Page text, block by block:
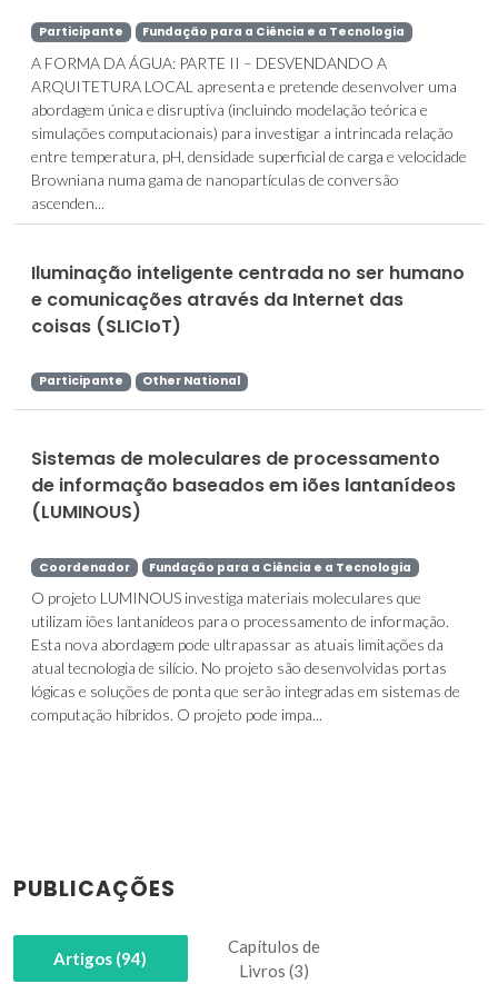
Participante Fundação para a Ciência e a Tecnologia
A FORMA DA ÁGUA: PARTE II – DESVENDANDO A
ARQUITETURA LOCAL apresenta e pretende desenvolver uma
abordagem única e disruptiva (incluindo modelação teórica e
simulações computacionais) para investigar a intrincada relação
entre temperatura, pH, densidade superficial de carga e velocidade
Browniana numa gama de nanopartículas de conversão
ascenden...
Iluminação inteligente centrada no ser humano
e comunicações através da Internet das
coisas (SLICIoT)
Participante Other National
Sistemas de moleculares de processamento
de informação baseados em iões lantanídeos
(LUMINOUS)
Coordenador Fundação para a Ciência e a Tecnologia
O projeto LUMINOUS investiga materiais moleculares que
utilizam iões lantanídeos para o processamento de informação.
Esta nova abordagem pode ultrapassar as atuais limitações da
atual tecnologia de silício. No projeto são desenvolvidas portas
lógicas e soluções de ponta que serão integradas em sistemas de
computação híbridos. O projeto pode impa...
PUBLICAÇÕES
Artigos (94)
Capítulos de
Livros (3)